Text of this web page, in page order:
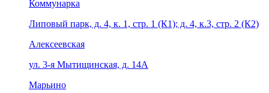
Коммунарка
Липовый парк, д. 4, к. 1, стр. 1 (К1); д. 4, к.3, стр. 2 (К2)
Алексеевская
ул. 3-я Мытищинская, д. 14А
Марьино